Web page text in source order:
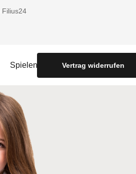
Filius24
Spielen Vertrag widerrufen